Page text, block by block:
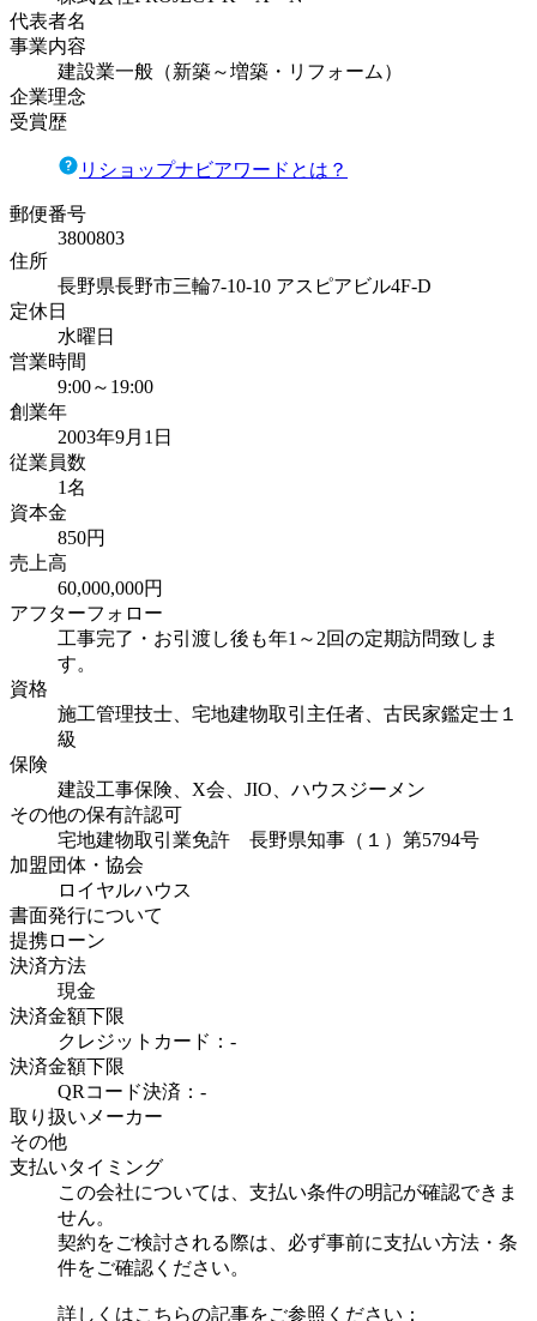
代表者名
事業内容
建設業一般（新築～増築・リフォーム）
企業理念
受賞歴
リショップナビアワードとは？
郵便番号
3800803
住所
長野県長野市三輪7-10-10 アスピアビル4F-D
定休日
水曜日
営業時間
9:00～19:00
創業年
2003年9月1日
従業員数
1名
資本金
850円
売上高
60,000,000円
アフターフォロー
工事完了・お引渡し後も年1～2回の定期訪問致しま
す。
資格
施工管理技士、宅地建物取引主任者、古民家鑑定士１
級
保険
建設工事保険、X会、JIO、ハウスジーメン
その他の保有許認可
宅地建物取引業免許 長野県知事（１）第5794号
加盟団体・協会
ロイヤルハウス
書面発行について
提携ローン
決済方法
現金
決済金額下限
クレジットカード：-
決済金額下限
QRコード決済：-
取り扱いメーカー
その他
支払いタイミング
この会社については、支払い条件の明記が確認できま
せん。
契約をご検討される際は、必ず事前に支払い方法・条
件をご確認ください。
詳しくはこちらの記事をご参照ください：